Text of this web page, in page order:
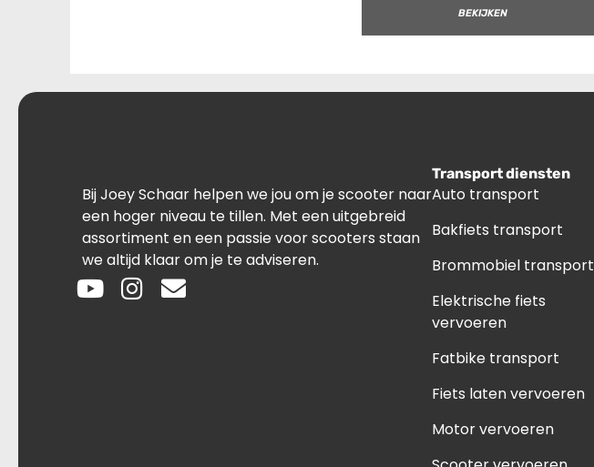
BEKIJKEN
Bij Joey Schaar helpen we jou om je scooter naar
een hoger niveau te tillen. Met een uitgebreid
assortiment en een passie voor scooters staan
we altijd klaar om je te adviseren.
Transport diensten
Auto transport
Bakfiets transport
Brommobiel transport
Elektrische fiets
vervoeren
Fatbike transport
Fiets laten vervoeren
Motor vervoeren